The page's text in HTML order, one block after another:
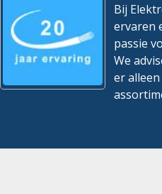
Bij
ervaren
passie
We
er